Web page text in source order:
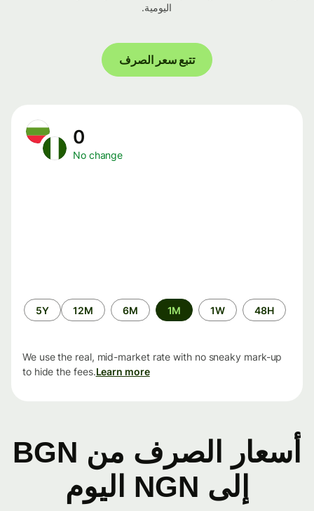
اليومية.
تتبع سعر الصرف
No change
الفترة
الزمنية
48H
1W
1M
6M
12M
5Y
We use the real, mid-market rate with no sneaky mark-up
to hide the fees.Learn more
أسعار الصرف من BGN
إلى NGN اليوم